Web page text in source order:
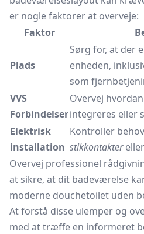
er nogle faktorer at overveje:
Faktor
Plads
Sørg for, at der
enheden,
som
VVS
Forbindelser
Overvej hvordan
integreres eller
Elektrisk
installation
Kontroller
stikkontakter
Overvej professionel
at sikre, at dit badeværelse
moderne douchetoilet uden
At forstå disse ulemper og
med at træffe en informeret